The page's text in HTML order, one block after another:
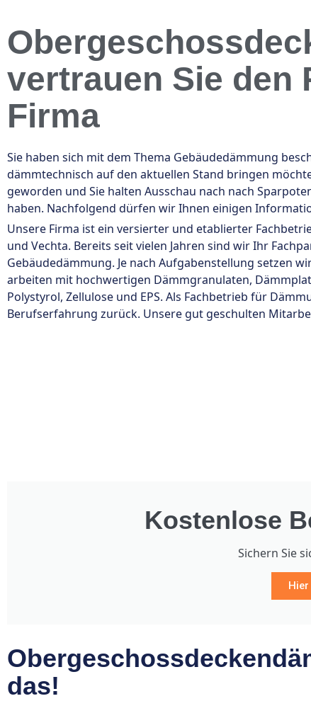
vertrauen Sie den
Firma
Sie haben sich mit dem Thema Gebäudedämmung
dämmtechnisch auf den aktuellen Stand bringen
geworden und Sie halten Ausschau nach nach
haben. Nachfolgend dürfen wir Ihnen einigen
Unsere Firma ist ein versierter und etablierter
und Vechta. Bereits seit vielen Jahren sind wir Ihr
Gebäudedämmung. Je nach Aufgabenstellung setzen
arbeiten mit hochwertigen Dämmgranulaten,
Polystyrol, Zellulose und EPS. Als Fachbetrieb für
Berufserfahrung zurück. Unsere gut geschulten
Kostenlose
Sichern Sie
das!